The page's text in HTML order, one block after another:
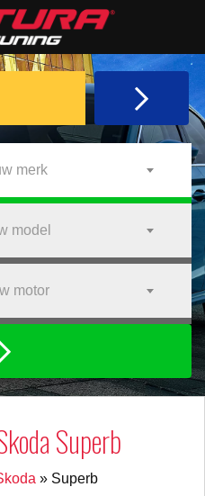
merk
model
motor
Superb
» Superb